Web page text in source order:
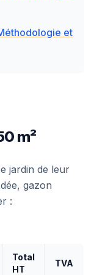
et
m²
jardin de leur
gazon
:
Total
HT
TVA